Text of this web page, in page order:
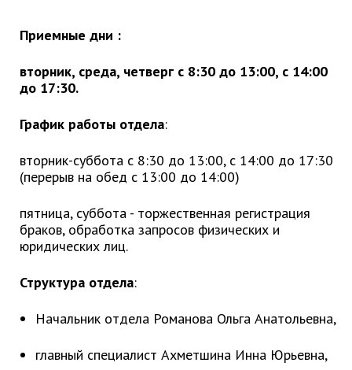
График приёма граждан
май 2026 г.
апрель 2026 г.
март 2026 г.
январь 2026 г.
декабрь 2025 г.
октябрь 2025 г.
сентябрь 2025 г.
июль 2025 г.
Приемные дни :
вторник, среда, четверг с 8:30 до 13:00, с 14:00
до 17:30.
График работы отдела:
вторник-суббота с 8:30 до 13:00, с 14:00 до 17:30
(перерыв на обед с 13:00 до 14:00)
пятница, суббота - торжественная регистрация
браков, обработка запросов физических и
юридических лиц.
Структура отдела:
Начальник отдела Романова Ольга Анатольевна,
главный специалист Ахметшина Инна Юрьевна,